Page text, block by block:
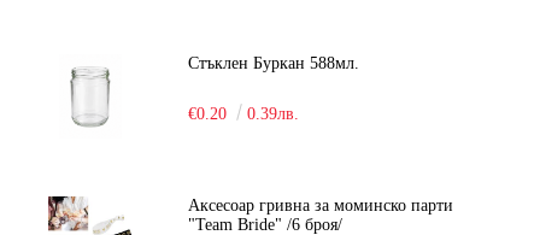
Стъклен Буркан 588мл.
€0.20 0.39лв.
Аксесоар гривна за моминско парти
"Team Bride" /6 броя/